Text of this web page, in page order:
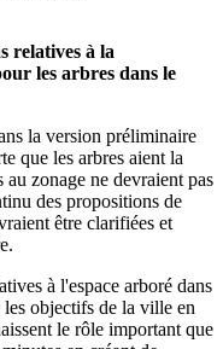
relatives à la
les arbres dans le
la version préliminaire
que les arbres aient la
zonage ne devraient pas
des propositions de
être clarifiées et
à l'espace arboré dans
les objectifs de la ville en
le rôle important que